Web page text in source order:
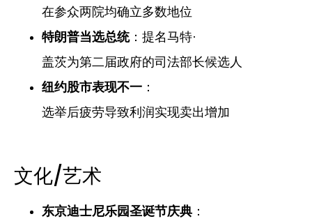
在参众两院均确立多数地位
特朗普当选总统：提名马特·
盖茨为第二届政府的司法部长候选人
纽约股市表现不一 ：
选举后疲劳导致利润实现卖出增加
文化/艺术
东京迪士尼乐园圣诞节庆典 ：